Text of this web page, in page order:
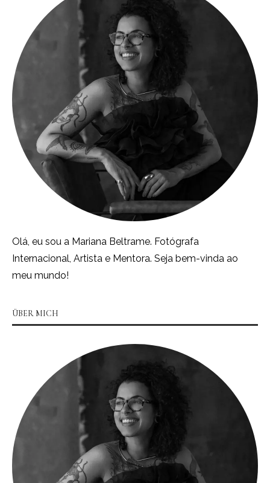
Olá, eu sou a Mariana Beltrame. Fotógrafa
Internacional, Artista e Mentora. Seja bem-vinda ao
meu mundo!
ÜBER MICH